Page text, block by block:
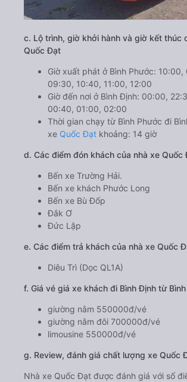
c. Lộ trình, giờ khởi hành và giờ kết thúc
Quốc Đạt
Giờ xuất phát ở Bình Phước:
09:30, 10:40, 11:00, 12:00
Giờ đến nơi ở Bình Định: 00:00,
00:40, 01:00, 02:00
Thời gian chạy từ Bình Phước đi
xe Quốc Đạt khoảng: 14 giờ
d. Các điểm đón khách của nhà xe Quốc
Bến xe Trường Hải.
Bến xe khách Phước Long
Bến xe Bù Đốp
Đắk Ơ
Đức Lập
e. Các điểm trả khách của nhà xe Quốc
Diêu Trì (Dọc QL1A)
f. Giá vé giá xe khách đi Bình Định từ
giường nằm 550000đ/vé
giường nằm đôi 700000đ/vé
limousine 550000đ/vé
g. Review, đánh giá chất lượng xe Quốc
Nhà xe Quốc Đạt được đánh giá với số